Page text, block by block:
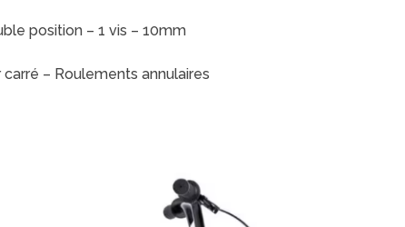
position – 1 vis – 10mm
carré – Roulements annulaires